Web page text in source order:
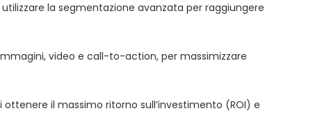
la segmentazione avanzata per raggiungere
video e call-to-action, per massimizzare
il massimo ritorno sull’investimento (ROI) e